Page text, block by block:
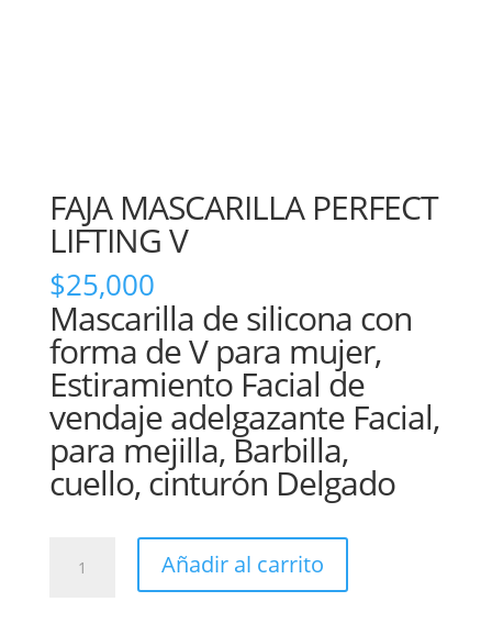
FAJA MASCARILLA PERFECT
LIFTING V
$25,000
Mascarilla de silicona con
forma de V para mujer,
Estiramiento Facial de
vendaje adelgazante Facial,
para mejilla, Barbilla,
cuello, cinturón Delgado
MASCARILLA
Añadir al carrito